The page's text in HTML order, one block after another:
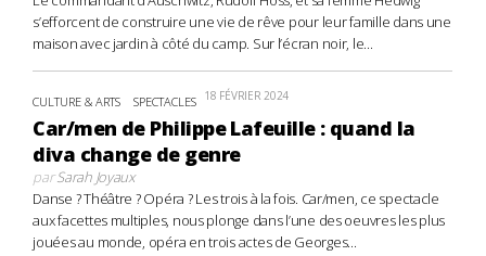
s’efforcent de construire une vie de rêve pour leur famille dans une
maison avec jardin à côté du camp. Sur l’écran noir, le...
CULTURE & ARTS SPECTACLES 18 FÉVRIER 2024
Car/men de Philippe Lafeuille : quand la
diva change de genre
parSarah Joyaux
Danse ? Théâtre ? Opéra ? Les trois à la fois. Car/men, ce spectacle
aux facettes multiples, nous plonge dans l’une des oeuvres les plus
jouées au monde, opéra en trois actes de Georges...